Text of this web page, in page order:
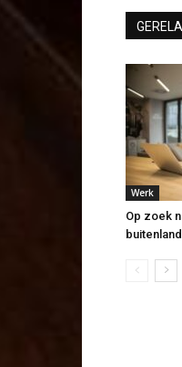
Werk
Op zoek
buitenland